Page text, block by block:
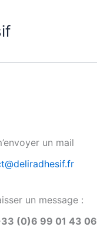
un mail
un message :
(0)6 99 01 43 06